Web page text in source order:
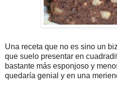
Una receta que no es sino un
que suelo presentar en
bastante más esponjoso y
quedaría genial y en una